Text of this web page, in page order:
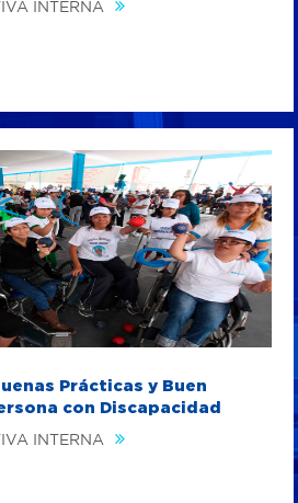
INTERNA
Prácticas y Buen
con Discapacidad
INTERNA